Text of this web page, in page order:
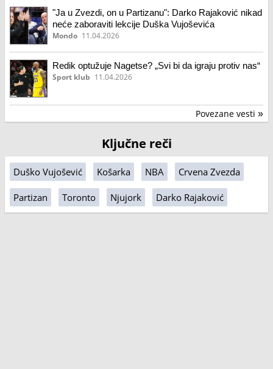
"Ja u Zvezdi, on u Partizanu": Darko Rajaković nikad
neće zaboraviti lekcije Duška Vujoševića
Mondo 11.04.2026
Redik optužuje Nagetse? „Svi bi da igraju protiv nas“
Sport klub 11.04.2026
Povezane vesti »
Ključne reči
Duško Vujošević Košarka NBA Crvena Zvezda
Partizan Toronto Njujork Darko Rajaković